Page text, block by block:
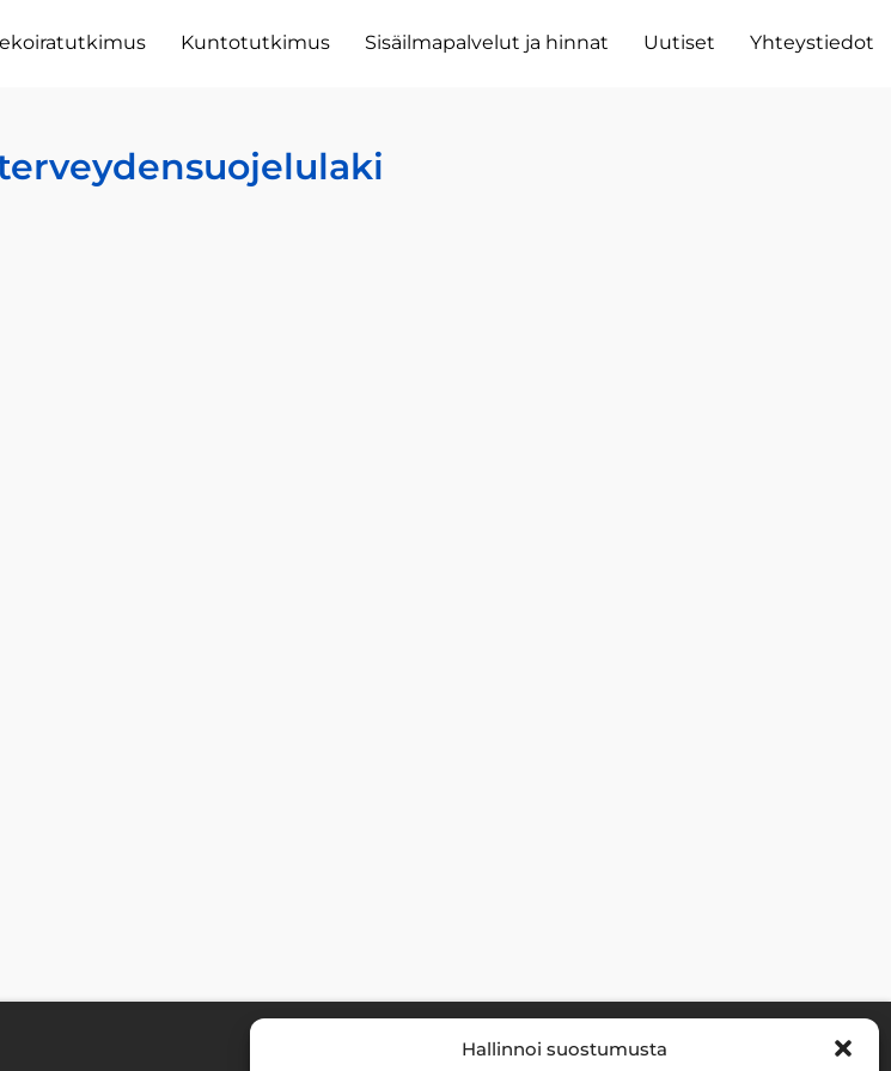
Hallinnoi suostumusta
Kuntotutkimus Sisäilmapalvelut ja hinnat Uutiset Yhteystiedot